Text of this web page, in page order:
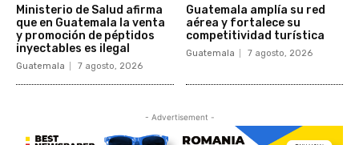
Ministerio de Salud afirma
que en Guatemala la venta
y promoción de péptidos
inyectables es ilegal
Guatemala 7 agosto, 2026
Guatemala amplía su red
aérea y fortalece su
competitividad turística
Guatemala 7 agosto, 2026
- Advertisement -